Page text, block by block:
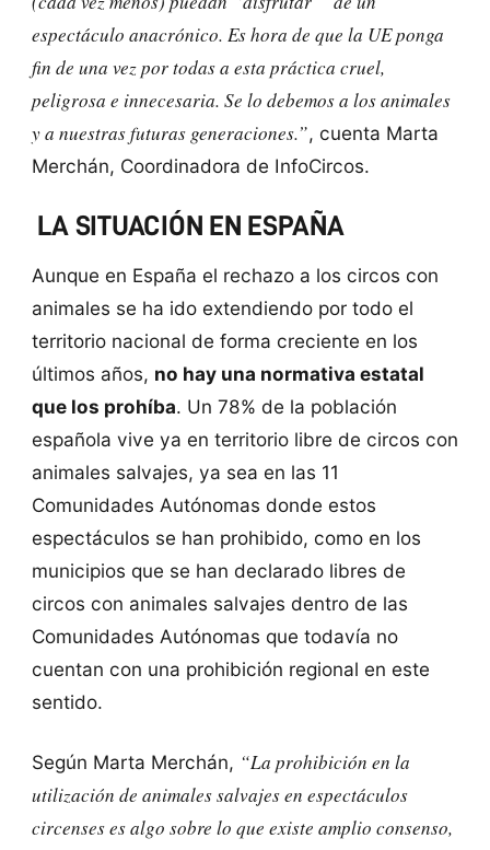
espectáculo anacrónico. Es hora de que la UE ponga
fin de una vez por todas a esta práctica cruel,
peligrosa e innecesaria. Se lo debemos a los animales
y a nuestras futuras generaciones.”, cuenta Marta
Merchán, Coordinadora de InfoCircos.
LA SITUACIÓN EN ESPAÑA
Aunque en España el rechazo a los circos con
animales se ha ido extendiendo por todo el
territorio nacional de forma creciente en los
últimos años, no hay una normativa estatal
que los prohíba. Un 78% de la población
española vive ya en territorio libre de circos con
animales salvajes, ya sea en las 11
Comunidades Autónomas donde estos
espectáculos se han prohibido, como en los
municipios que se han declarado libres de
circos con animales salvajes dentro de las
Comunidades Autónomas que todavía no
cuentan con una prohibición regional en este
sentido.
Según Marta Merchán, “La prohibición en la
utilización de animales salvajes en espectáculos
circenses es algo sobre lo que existe amplio consenso,